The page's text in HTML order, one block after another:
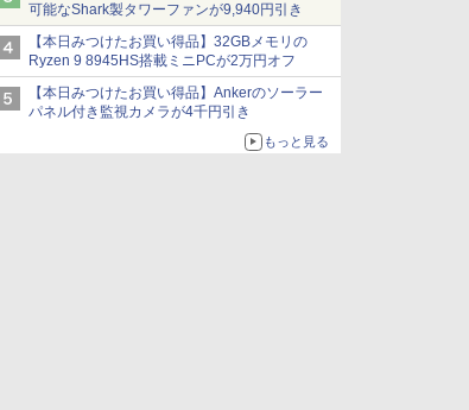
可能なShark製タワーファンが9,940円引き
【本日みつけたお買い得品】32GBメモリの
Ryzen 9 8945HS搭載ミニPCが2万円オフ
【本日みつけたお買い得品】Ankerのソーラー
パネル付き監視カメラが4千円引き
もっと見る